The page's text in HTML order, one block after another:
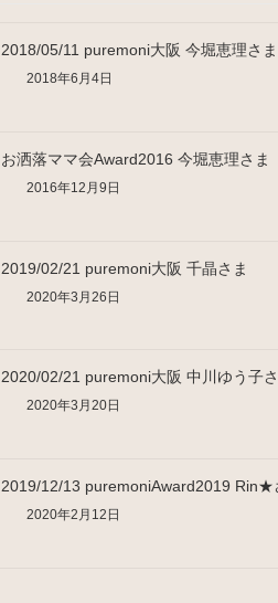
2018/05/11 puremoni大阪 今堀恵理さま
2018年6月4日
お洒落ママ会Award2016 今堀恵理さま
2016年12月9日
2019/02/21 puremoni大阪 千晶さま
2020年3月26日
2020/02/21 puremoni大阪 中川ゆう子
2020年3月20日
2019/12/13 puremoniAward2019 Rin★
2020年2月12日